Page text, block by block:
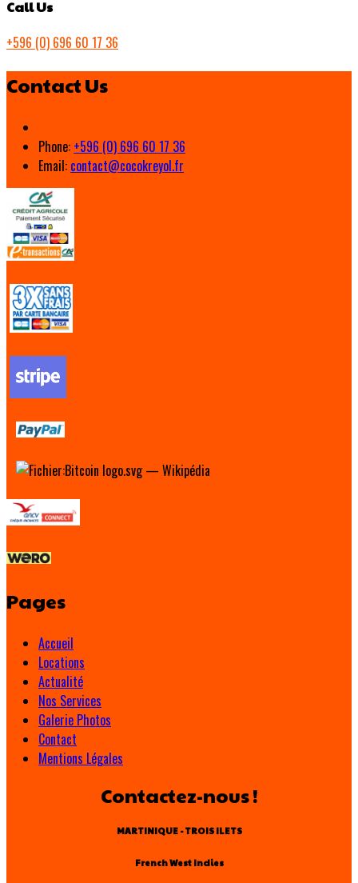
Call Us
+596 (0) 696 60 17 36
Contact Us
Phone: +596 (0) 696 60 17 36
Email: contact@cocokreyol.fr
Pages
Accueil
Locations
Actualité
Nos Services
Galerie Photos
Contact
Mentions Légales
Contactez-nous !
MARTINIQUE - TROIS ILETS
French West Indies